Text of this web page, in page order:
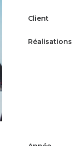
Client
Réalisations